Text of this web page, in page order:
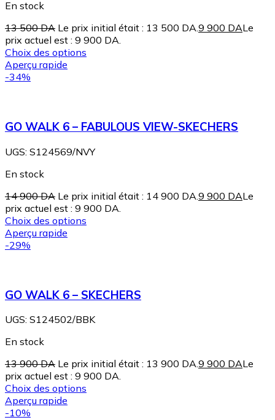
En stock
13 500DA Le prix initial était : 13 500 DA.9 900 DALe
prix actuel est : 9 900 DA.
Choix des options
Aperçu rapide
-34%
GO WALK 6 – FABULOUS VIEW-SKECHERS
UGS: S124569/NVY
En stock
14 900DA Le prix initial était : 14 900 DA. 9 900 DALe
prix actuel est : 9 900 DA.
Choix des options
Aperçu rapide
-29%
GO WALK 6 – SKECHERS
UGS: S124502/BBK
En stock
13 900DA Le prix initial était : 13 900 DA.9 900 DALe
prix actuel est : 9 900 DA.
Choix des options
Aperçu rapide
-10%